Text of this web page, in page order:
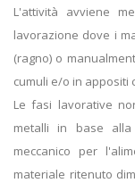
L'attività avviene
lavorazione dove i
(ragno) o
cumuli e/o in appositi
Le fasi lavorative
metalli in base
meccanico per
materiale ritenuto